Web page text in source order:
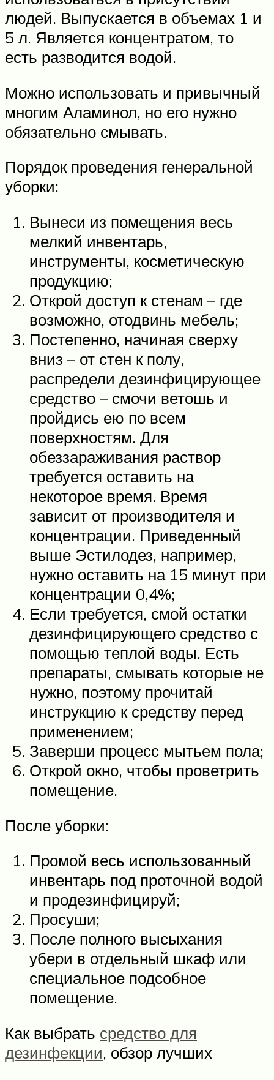
людей. Выпускается в объемах 1 и
5 л. Является концентратом, то
есть разводится водой.
Можно использовать и привычный
многим Аламинол, но его нужно
обязательно смывать.
Порядок проведения генеральной
уборки:
Вынеси из помещения весь
мелкий инвентарь,
инструменты, косметическую
продукцию;
Открой доступ к стенам – где
возможно, отодвинь мебель;
Постепенно, начиная сверху
вниз – от стен к полу,
распредели дезинфицирующее
средство – смочи ветошь и
пройдись ею по всем
поверхностям. Для
обеззараживания раствор
требуется оставить на
некоторое время. Время
зависит от производителя и
концентрации. Приведенный
выше Эстилодез, например,
нужно оставить на 15 минут при
концентрации 0,4%;
Если требуется, смой остатки
дезинфицирующего средство с
помощью теплой воды. Есть
препараты, смывать которые не
нужно, поэтому прочитай
инструкцию к средству перед
применением;
Заверши процесс мытьем пола;
Открой окно, чтобы проветрить
помещение.
После уборки:
Промой весь использованный
инвентарь под проточной водой
и продезинфицируй;
Просуши;
После полного высыхания
убери в отдельный шкаф или
специальное подсобное
помещение.
Как выбрать средство для
дезинфекции, обзор лучших